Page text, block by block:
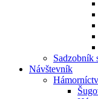
Sadzobník
Návštevník